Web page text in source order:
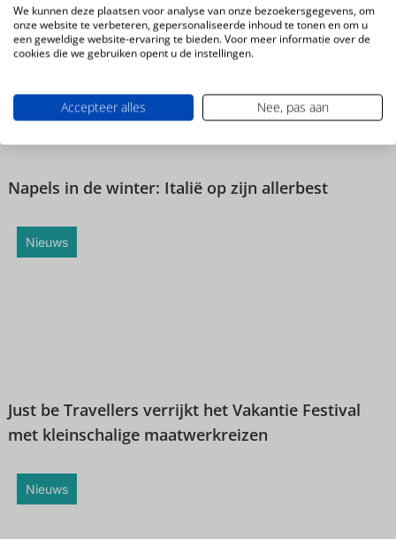
Magazine
Napels in de winter: Italië op zijn allerbest
Nieuws
Just be Travellers verrijkt het Vakantie Festival
met kleinschalige maatwerkreizen
Nieuws
We kunnen deze plaatsen voor analyse van onze bezoekersgegevens, om
onze website te verbeteren, gepersonaliseerde inhoud te tonen en om u
een geweldige website-ervaring te bieden. Voor meer informatie over de
cookies die we gebruiken opent u de instellingen.
Accepteer alles Nee, pas aan